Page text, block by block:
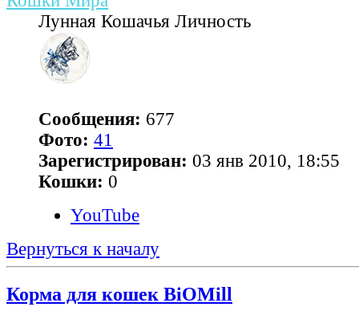
Лунная Кошачья Личность
Сообщения: 677
Фото: 41
Зарегистрирован: 03 янв 2010, 18:55
Кошки: 0
YouTube
Вернуться к началу
Корма для кошек BiOMill